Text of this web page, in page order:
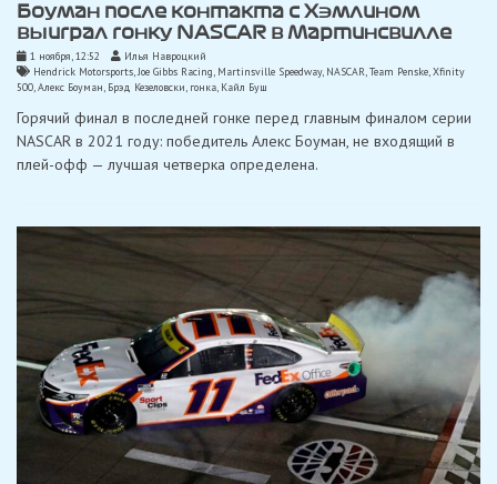
Боуман после контакта с Хэмлином
выиграл гонку NASCAR в Мартинсвилле
1 ноября, 12:52
Илья Навроцкий
Hendrick Motorsports,Joe Gibbs Racing, Martinsville Speedway, NASCAR,Team Penske,Xfinity
500,Алекс Боуман, Брэд Кезеловски, гонка, Кайл Буш
Горячий финал в последней гонке перед главным финалом серии
NASCAR в 2021 году: победитель Алекс Боуман, не входящий в
плей-офф — лучшая четверка определена.